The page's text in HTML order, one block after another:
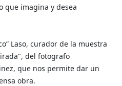
que imagina y desea
Laso, curador de la muestra
del fotografo
que nos permite dar un
obra.